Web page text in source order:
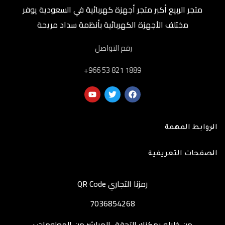
متجر الربيع أكبر متجر أجهزة كهربائية في السعودية يوفر
مختلف الأجهزة الكهربائية بأنظمة سداد مريحة
رقم التواصل
‎+966 53 821 1889
الروابط المهمة
الصفحات التعريفية
رمزنا التجاري QR Code
7036854268